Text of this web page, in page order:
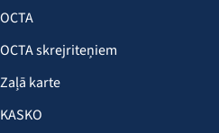
OCTA
OCTA skrejriteņiem
Zaļā karte
KASKO